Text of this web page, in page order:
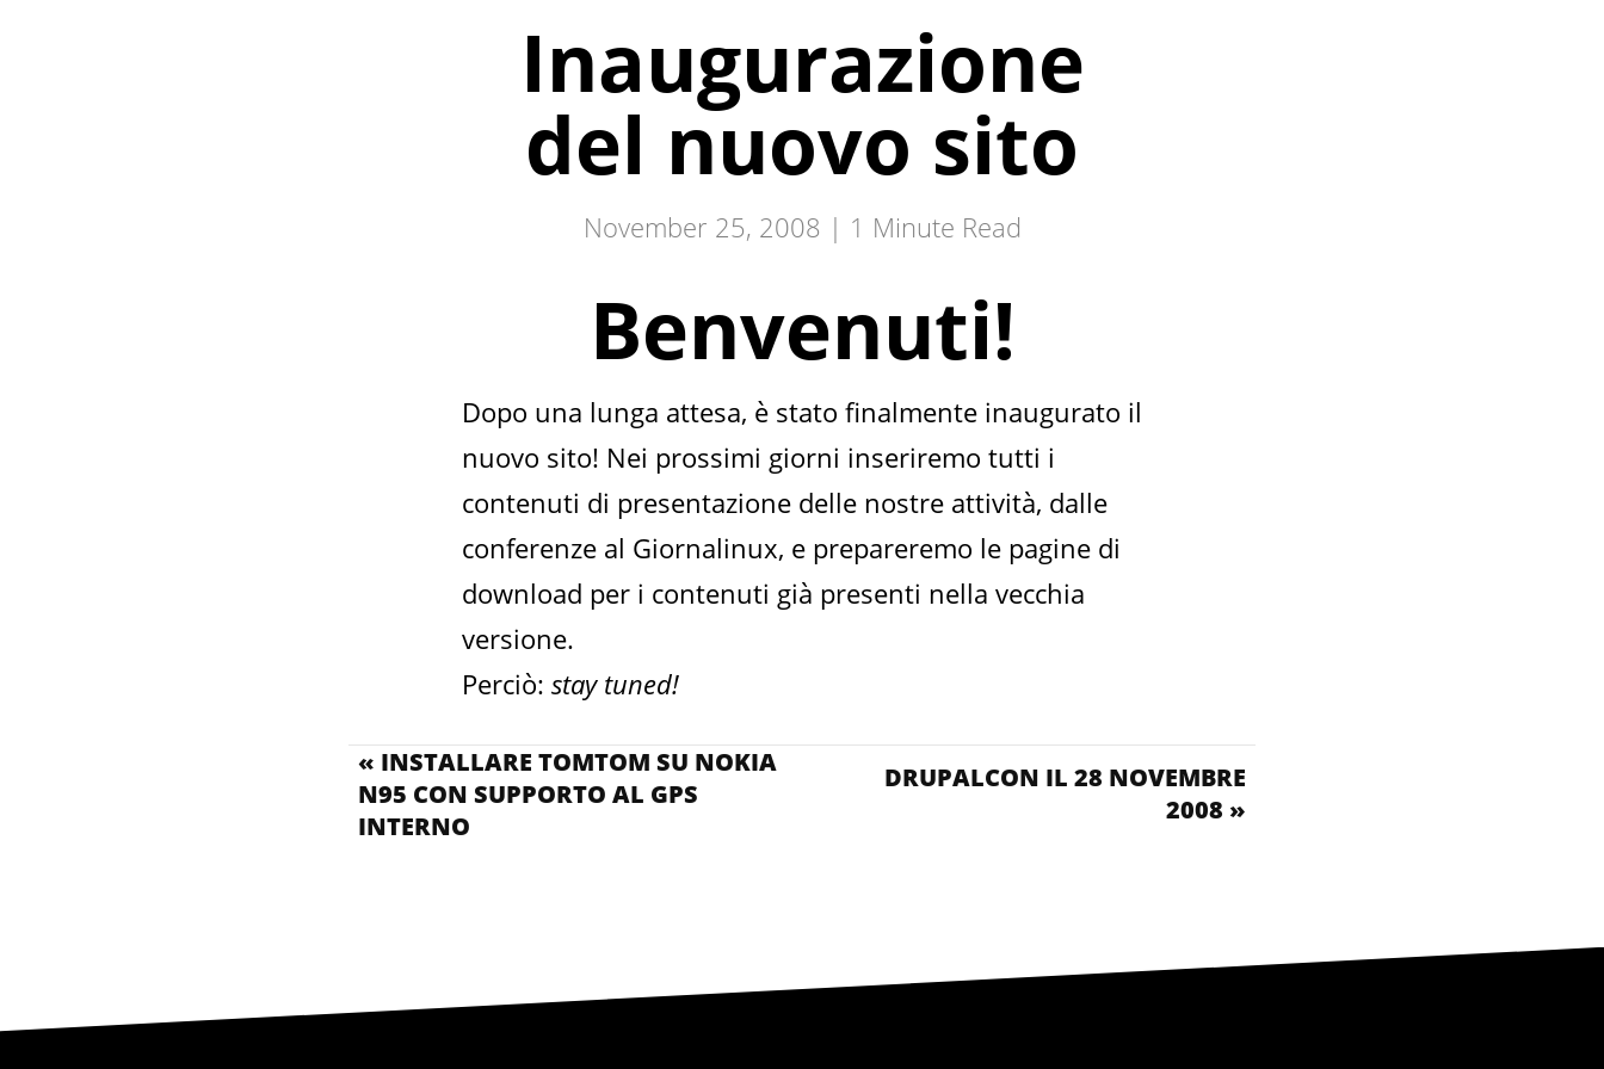
Inaugurazione
del nuovo sito
November 25, 2008 | 1 Minute Read
Benvenuti!
Dopo una lunga attesa, è stato finalmente inaugurato il
nuovo sito! Nei prossimi giorni inseriremo tutti i
contenuti di presentazione delle nostre attività, dalle
conferenze al Giornalinux, e prepareremo le pagine di
download per i contenuti già presenti nella vecchia
versione.
Perciò: stay tuned!
« INSTALLARE TOMTOM SU NOKIA
N95 CON SUPPORTO AL GPS
INTERNO
DRUPALCON IL 28 NOVEMBRE
2008 »